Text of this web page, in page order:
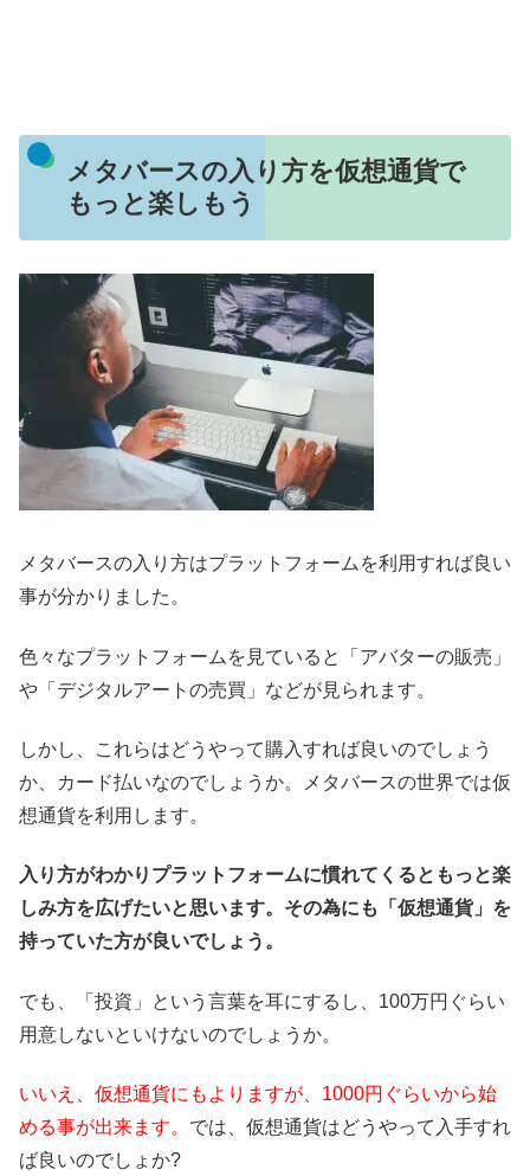
メタバースの入り方を仮想通貨で
もっと楽しもう
メタバースの入り方はプラットフォームを利用すれば良い
事が分かりました。
色々なプラットフォームを見ていると「アバターの販売」
や「デジタルアートの売買」などが見られます。
しかし、これらはどうやって購入すれば良いのでしょう
か、カード払いなのでしょうか。メタバースの世界では仮
想通貨を利用します。
入り方がわかりプラットフォームに慣れてくるともっと楽
しみ方を広げたいと思います。その為にも「仮想通貨」を
持っていた方が良いでしょう。
でも、「投資」という言葉を耳にするし、100万円ぐらい
用意しないといけないのでしょうか。
いいえ、仮想通貨にもよりますが、1000円ぐらいから始
める事が出来ます。 では、仮想通貨はどうやって入手すれ
ば良いのでしょか?